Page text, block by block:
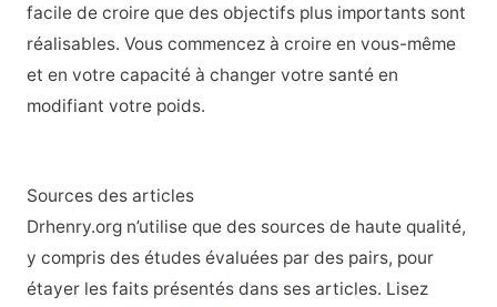
facile de croire que des objectifs plus importants sont
réalisables. Vous commencez à croire en vous-même
et en votre capacité à changer votre santé en
modifiant votre poids.
Sources des articles
Drhenry.org n’utilise que des sources de haute qualité,
y compris des études évaluées par des pairs, pour
étayer les faits présentés dans ses articles. Lisez